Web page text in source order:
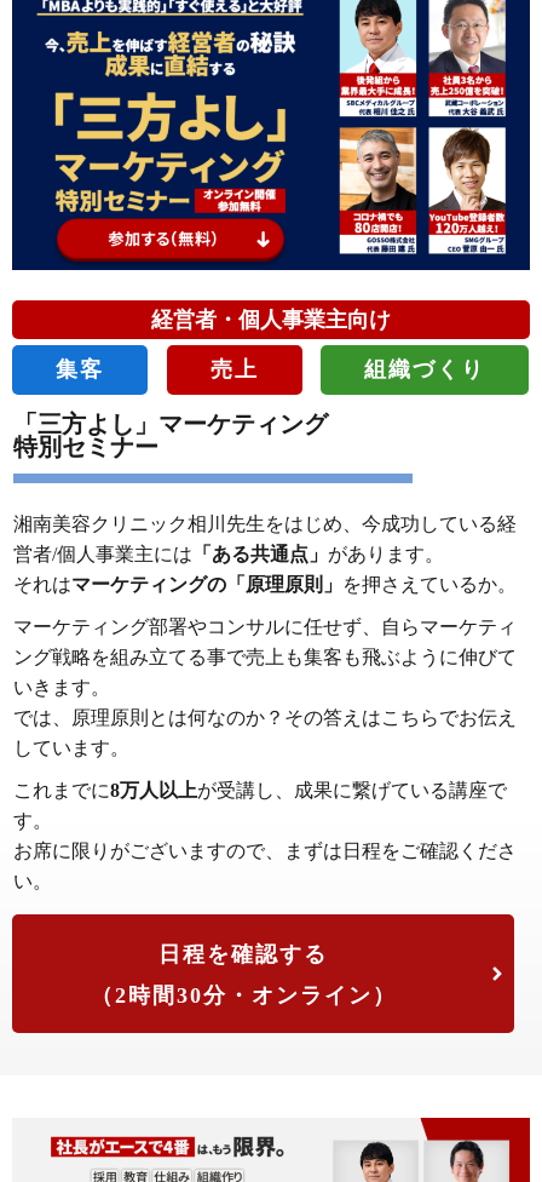
経営者・個人事業主向け
集客 売上 組織づくり
「三方よし」マーケティング
特別セミナー
湘南美容クリニック相川先生をはじめ、今成功している経
営者/個人事業主には 「ある共通点」 があります。
それはマーケティングの「原理原則」 を押さえているか。
マーケティング部署やコンサルに任せず、自らマーケティ
ング戦略を組み立てる事で売上も集客も飛ぶように伸びて
いきます。
では、原理原則とは何なのか？その答えはこちらでお伝え
しています。
これまでに8万人以上が受講し、成果に繋げている講座で
す。
お席に限りがございますので、まずは日程をご確認くださ
い。
日程を確認する
（2時間30分・オンライン）